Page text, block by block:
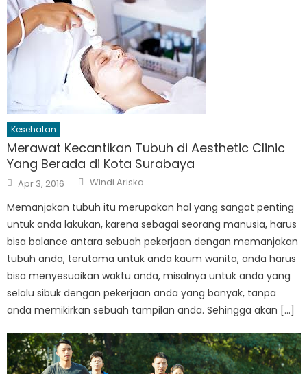
Kesehatan
Merawat Kecantikan Tubuh di Aesthetic Clinic
Yang Berada di Kota Surabaya
Posted
on
Apr 3, 2016 Author
Windi Ariska
Memanjakan tubuh itu merupakan hal yang sangat penting
untuk anda lakukan, karena sebagai seorang manusia, harus
bisa balance antara sebuah pekerjaan dengan memanjakan
tubuh anda, terutama untuk anda kaum wanita, anda harus
bisa menyesuaikan waktu anda, misalnya untuk anda yang
selalu sibuk dengan pekerjaan anda yang banyak, tanpa
anda memikirkan sebuah tampilan anda. Sehingga akan […]